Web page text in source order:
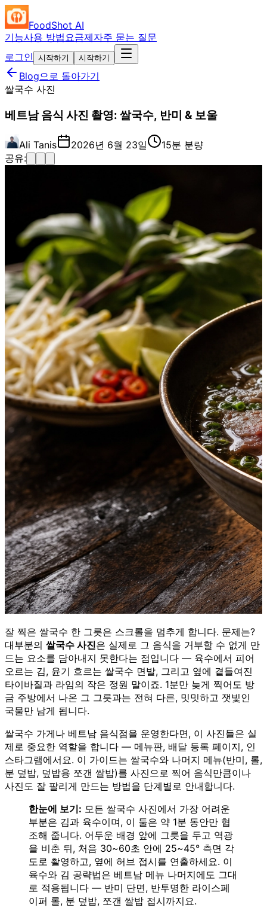
FoodShot AI
기능사용 방법요금제자주 묻는 질문
로그인
시작하기 시작하기
Blog으로 돌아가기
쌀국수 사진
베트남 음식 사진 촬영: 쌀국수, 반미 & 보울
Ali Tanis 2026년 6월 23일
15분 분량
공유:
잘 찍은 쌀국수 한 그릇은 스크롤을 멈추게 합니다. 문제는?
대부분의 쌀국수 사진은 실제로 그 음식을 거부할 수 없게 만
드는 요소를 담아내지 못한다는 점입니다 — 육수에서 피어
오르는 김, 윤기 흐르는 쌀국수 면발, 그리고 옆에 곁들여진
타이바질과 라임의 작은 정원 말이죠. 1분만 늦게 찍어도 방
금 주방에서 나온 그 그릇과는 전혀 다른, 밋밋하고 잿빛인
국물만 남게 됩니다.
쌀국수 가게나 베트남 음식점을 운영한다면, 이 사진들은 실
제로 중요한 역할을 합니다 — 메뉴판, 배달 등록 페이지, 인
스타그램에서요. 이 가이드는 쌀국수와 나머지 메뉴(반미, 롤,
분 덮밥, 덮밥용 쪼갠 쌀밥)를 사진으로 찍어 음식만큼이나
사진도 잘 팔리게 만드는 방법을 단계별로 안내합니다.
한눈에 보기: 모든 쌀국수 사진에서 가장 어려운
부분은 김과 육수이며, 이 둘은 약 1분 동안만 협
조해 줍니다. 어두운 배경 앞에 그릇을 두고 역광
을 비춘 뒤, 처음 30~60초 안에 25~45° 측면 각
도로 촬영하고, 옆에 허브 접시를 연출하세요. 이
육수와 김 공략법은 베트남 메뉴 나머지에도 그대
로 적용됩니다 — 반미 단면, 반투명한 라이스페
이퍼 롤, 분 덮밥, 쪼갠 쌀밥 접시까지요.